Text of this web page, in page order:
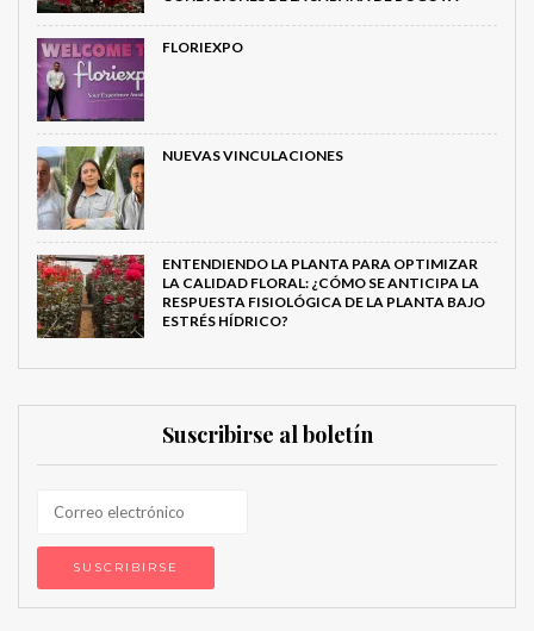
FLORIEXPO
NUEVAS VINCULACIONES
ENTENDIENDO LA PLANTA PARA OPTIMIZAR
LA CALIDAD FLORAL: ¿CÓMO SE ANTICIPA LA
RESPUESTA FISIOLÓGICA DE LA PLANTA BAJO
ESTRÉS HÍDRICO?
Suscribirse al boletín